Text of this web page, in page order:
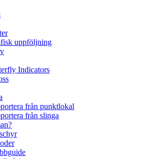
uppföljning
Indicators
från punktlokal
från slinga